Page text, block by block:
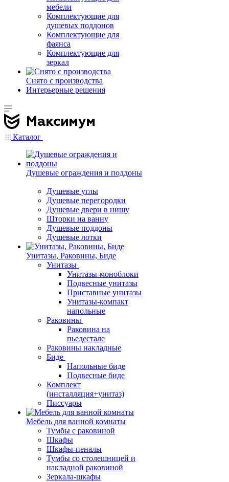
мебели
Комплектующие для
душевых поддонов
Комплектующие для
фаянса
Комплектующие для
зеркал
Снято с производства
Интерьерные решения
Каталог
Душевые ограждения и поддоны
Душевые углы
Душевые перегородки
Душевые двери в нишу
Шторки на ванну
Душевые поддоны
Душевые лотки
Унитазы, Раковины, Биде
Унитазы
Унитазы-моноблоки
Подвесные унитазы
Приставные унитазы
Унитазы-компакт
напольные
Раковины
Раковина на
пьедестале
Раковины накладные
Биде
Напольные биде
Подвесные биде
Комплект
(инсталляция+унитаз)
Писсуары
Мебель для ванной комнаты
Тумбы с раковиной
Шкафы
Шкафы-пеналы
Тумбы со столешницей и
накладной раковиной
Зеркала-шкафы